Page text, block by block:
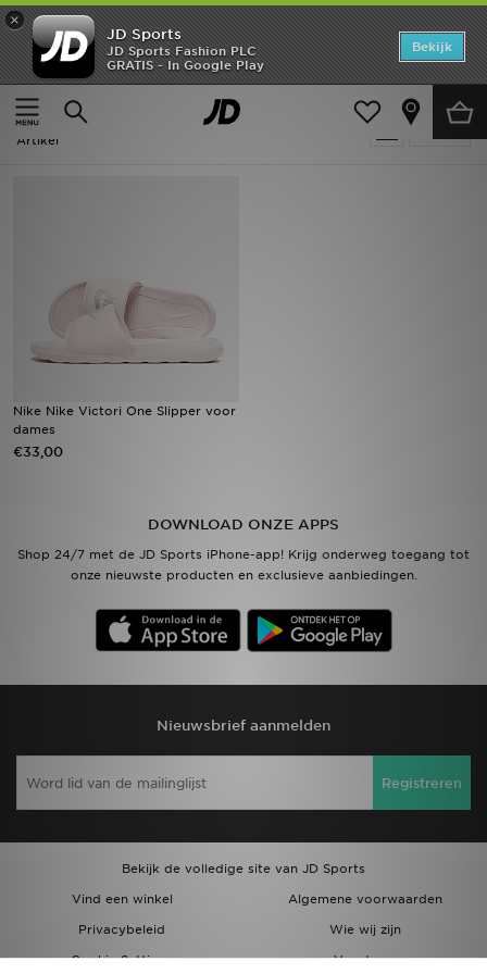
×
JD Sports
JD Sports Fashion PLC
GRATIS - In Google Play
Bekijk
Thuis
Dames
Dames - Roze Nike Victori
Artikel
Nike Nike Victori One Slipper voor
dames
€33,00
DOWNLOAD ONZE APPS
Shop 24/7 met de JD Sports iPhone-app! Krijg onderweg toegang tot
onze nieuwste producten en exclusieve aanbiedingen.
Nieuwsbrief aanmelden
Registreren
Bekijk de volledige site van JD Sports
Vind een winkel
Algemene voorwaarden
Privacybeleid
Wie wij zijn
Cookie Settings
Vacatures
Home
Offers
New In
Collecties
Sports
Klantenservice
Download de app
Wie wij zijn